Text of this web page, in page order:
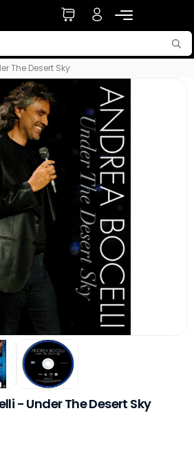
The Desert Sky
- Under The Desert Sky